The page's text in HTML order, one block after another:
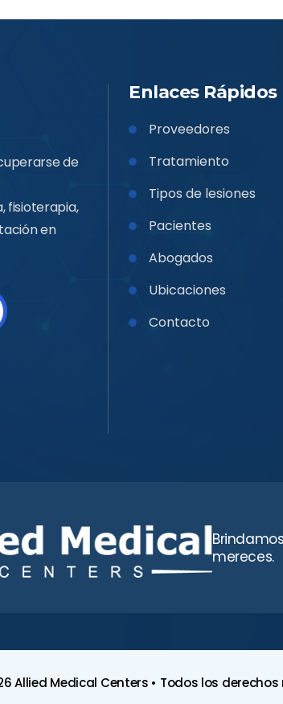
de
fisioterapia,
en
Enlaces Rápidos
Proveedores
Tratamiento
Tipos de lesiones
Pacientes
Abogados
Ubicaciones
Contacto
mereces.
Allied Medical Centers • Todos los